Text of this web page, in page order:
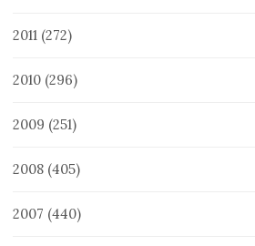
2011 (272)
2010 (296)
2009 (251)
2008 (405)
2007 (440)